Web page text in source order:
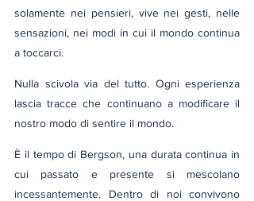
solamente nei pensieri, vive nei gesti, nelle
sensazioni, nei modi in cui il mondo continua
a toccarci.
Nulla scivola via del tutto. Ogni esperienza
lascia tracce che continuano a modificare il
nostro modo di sentire il mondo.
È il tempo di Bergson, una durata continua in
cui passato e presente si mescolano
incessantemente. Dentro di noi convivono